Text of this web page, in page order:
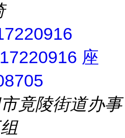
座
竟陵街道办事